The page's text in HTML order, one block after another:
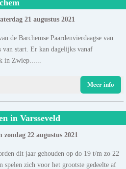
21 augustus 2021
de Barchemse Paardenvierdaagse van
van start. Er kan dagelijks vanaf
in Zwiep......
Meer info
in Varsseveld
22 augustus 2021
dit jaar gehouden op do 19 t/m zo 22
spelen zich voor het grootste gedeelte af